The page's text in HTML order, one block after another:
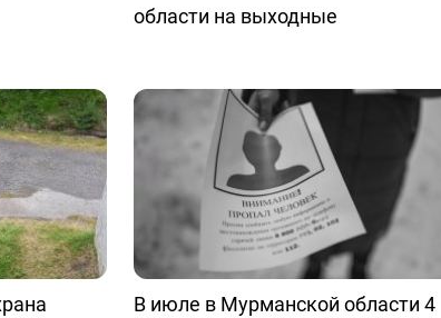
области на выходные
В июле в Мурманской области 4